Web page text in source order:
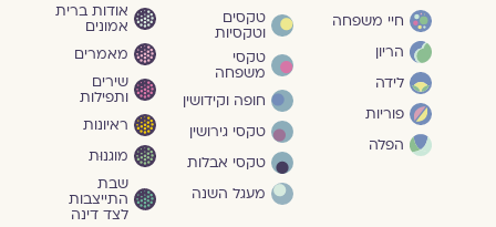
חיי משפחה
הריון
לידה
פוריות
הפלה
טקסים
וטקסיות
טקסי
משפחה
חופה וקידושין
טקסי גירושין
טקסי אבלות
מעגל השנה
אודות ברית
אמונים
מאמרים
שירים
ותפילות
ראיונות
מוגנוּת
שבת
התייצבות
לצד דינה